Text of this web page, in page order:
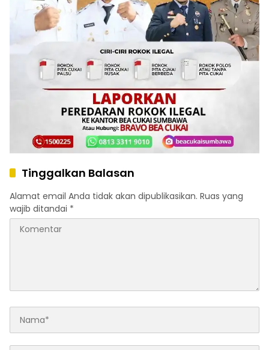
Tinggalkan Balasan
Alamat email Anda tidak akan dipublikasikan. Ruas yang
wajib ditandai *